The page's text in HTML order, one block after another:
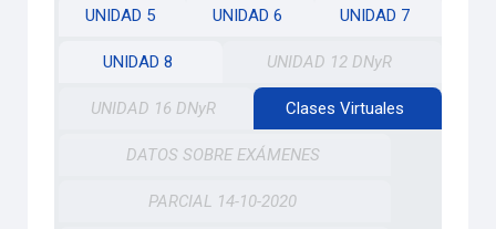
UNIDAD 5 UNIDAD 6 UNIDAD 7
UNIDAD 8 UNIDAD 12 DNyR
UNIDAD 16 DNyR Clases Virtuales
DATOS SOBRE EXÁMENES
PARCIAL 14-10-2020